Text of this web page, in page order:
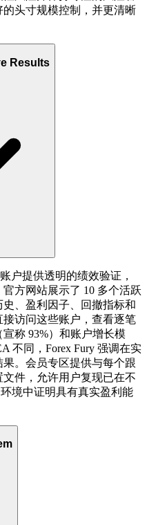
头寸规模控制，并更清晰
Results
户提供透明的绩效验证，
方网站展示了 10 多个活跃
、盈利因子、回撤指标和
访问这些账户，查看逐笔
称 93%）和账户增长模
不同，Forex Fury 强调在实
。会员专区提供与每个跟
件，允许用户复现已在不
境中证明具有真实盈利能